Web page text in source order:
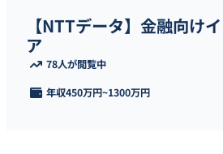
【NTTデータ】金融向け
ア
78人が閲覧中
年収450万円~1300万円